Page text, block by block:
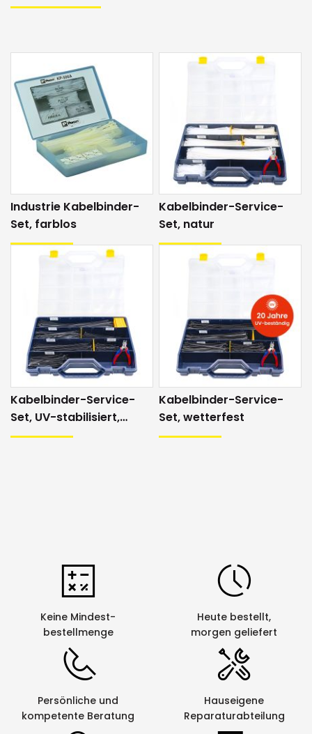
Kabelbinder-Spezifikationen ansehen
Industrie Kabelbinder-
Set, farblos
Kabelbinder-Service-
Set, natur
Kabelbinder-Service-
Set, UV-stabilisiert,
schwarz
Kabelbinder-Service-
Set, wetterfest
Keine Mindest-
bestellmenge
Heute bestellt,
morgen geliefert
Persönliche und
kompetente Beratung
Hauseigene
Reparaturabteilung